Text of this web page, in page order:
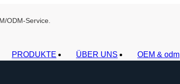
ODM-Service.
PRODUKTE ÜBER UNS OEM & odm